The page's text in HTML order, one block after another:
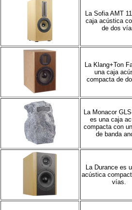
La Sofia AMT
caja acústica
de dos
La Klang+Ton
una caja
compacta de
La Monacor
es una caja
compacta con
de banda
La Durance es
acústica
vías.